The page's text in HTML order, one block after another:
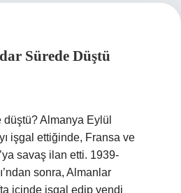
Sürede Düştü
Almanya Eylül
işgal ettiğinde, Fransa ve
savaş ilan etti. 1939-
sonra, Almanlar
içinde işgal edip yendi